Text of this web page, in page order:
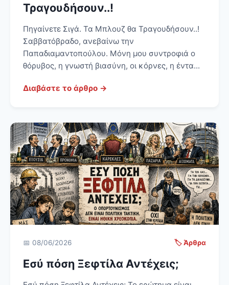
Τραγουδήσουν..!
Πηγαίνετε Σιγά. Τα Μπλουζ θα Τραγουδήσουν..!
Σαββατόβραδο, ανεβαίνω την
Παπαδιαμαντοπούλου. Μόνη μου συντροφιά ο
θόρυβος, η γνωστή βιασύνη, οι κόρνες, η έντα...
Διαβάστε το άρθρο →
📅 08/06/2026 🏷️ Άρθρα
Εσύ πόση Ξεφτίλα Αντέχεις;